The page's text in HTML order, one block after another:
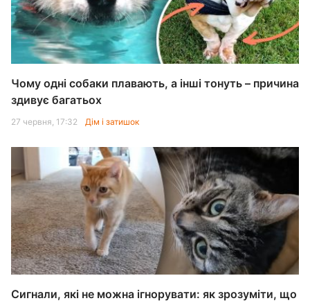
Чому одні собаки плавають, а інші тонуть – причина
здивує багатьох
27 червня, 17:32 Дім і затишок
Сигнали, які не можна ігнорувати: як зрозуміти, що